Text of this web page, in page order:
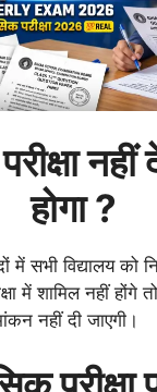
नहीं
होगा ?
में सभी विद्यालय को
में शामिल नहीं होंगे
नहीं दी जाएगी।